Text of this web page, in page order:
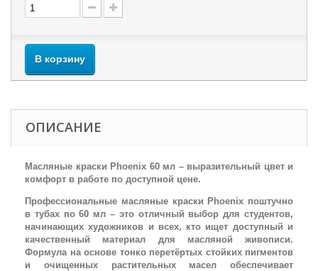
В корзину
ОПИСАНИЕ
Масляные краски Phoenix 60 мл – выразительный цвет и
комфорт в работе по доступной цене.
Профессиональные масляные краски Phoenix поштучно
в тубах по 60 мл – это отличный выбор для студентов,
начинающих художников и всех, кто ищет доступный и
качественный материал для масляной живописи.
Формула на основе тонко перетёртых стойких пигментов
и очищенных растительных масел обеспечивает